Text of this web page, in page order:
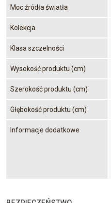
Moc źródła światła
Kolekcja
Klasa szczelności
Wysokość produktu (cm)
Szerokość produktu (cm)
Głębokość produktu (cm)
Informacje dodatkowe